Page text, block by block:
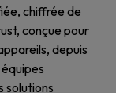
chiffrée de
conçue pour
depuis
solutions